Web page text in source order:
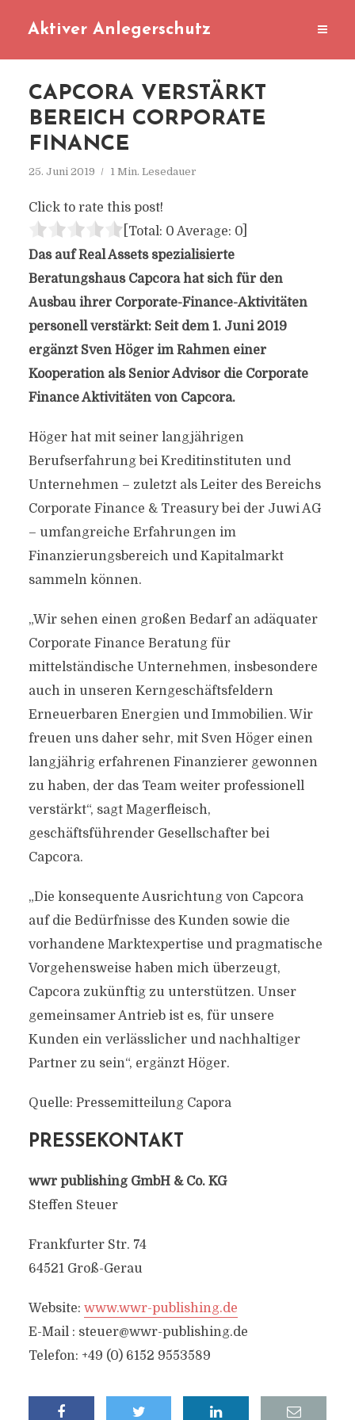
Aktiver Anlegerschutz
CAPCORA VERSTÄRKT
BEREICH CORPORATE
FINANCE
25. Juni 2019 1 Min. Lesedauer
Click to rate this post!
[Total: 0 Average: 0]
Das auf Real Assets spezialisierte
Beratungshaus Capcora hat sich für den
Ausbau ihrer Corporate-Finance-Aktivitäten
personell verstärkt: Seit dem 1. Juni 2019
ergänzt Sven Höger im Rahmen einer
Kooperation als Senior Advisor die Corporate
Finance Aktivitäten von Capcora.
Höger hat mit seiner langjährigen
Berufserfahrung bei Kreditinstituten und
Unternehmen – zuletzt als Leiter des Bereichs
Corporate Finance & Treasury bei der Juwi AG
– umfangreiche Erfahrungen im
Finanzierungsbereich und Kapitalmarkt
sammeln können.
„Wir sehen einen großen Bedarf an adäquater
Corporate Finance Beratung für
mittelständische Unternehmen, insbesondere
auch in unseren Kerngeschäftsfeldern
Erneuerbaren Energien und Immobilien. Wir
freuen uns daher sehr, mit Sven Höger einen
langjährig erfahrenen Finanzierer gewonnen
zu haben, der das Team weiter professionell
verstärkt“, sagt Magerfleisch,
geschäftsführender Gesellschafter bei
Capcora.
„Die konsequente Ausrichtung von Capcora
auf die Bedürfnisse des Kunden sowie die
vorhandene Marktexpertise und pragmatische
Vorgehensweise haben mich überzeugt,
Capcora zukünftig zu unterstützen. Unser
gemeinsamer Antrieb ist es, für unsere
Kunden ein verlässlicher und nachhaltiger
Partner zu sein“, ergänzt Höger.
Quelle: Pressemitteilung Capora
PRESSEKONTAKT
wwr publishing GmbH & Co. KG
Steffen Steuer
Frankfurter Str. 74
64521 Groß-Gerau
Website: www.wwr-publishing.de
E-Mail : steuer@wwr-publishing.de
Telefon: +49 (0) 6152 9553589